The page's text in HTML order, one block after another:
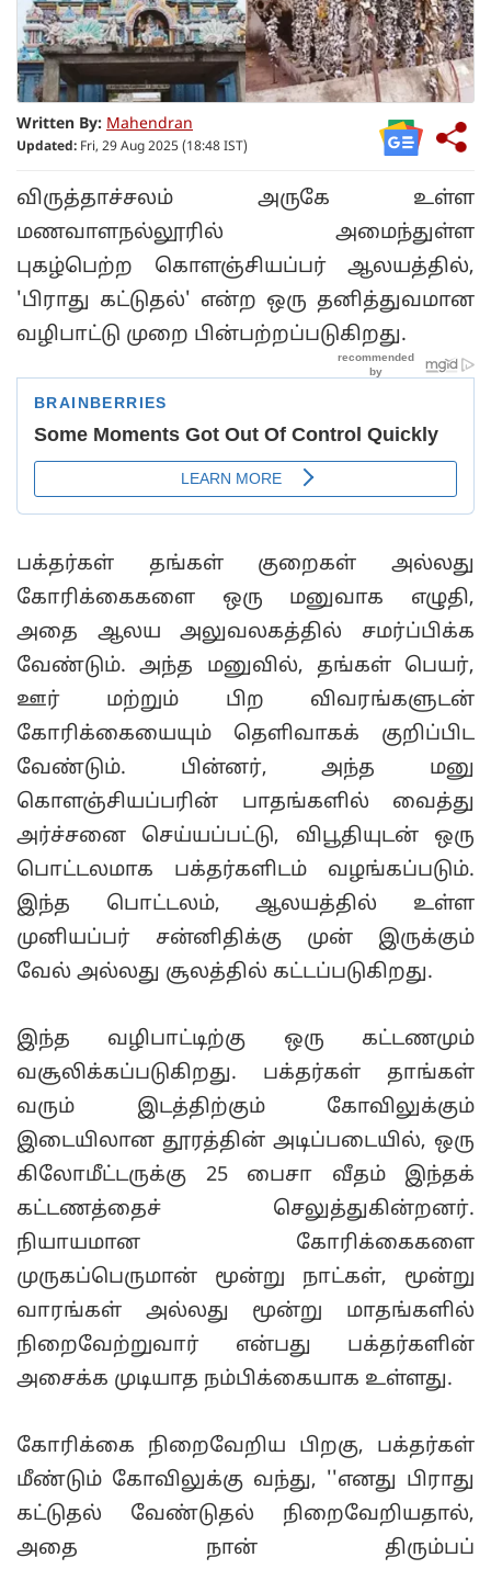
Written By: Mahendran
Updated: Fri, 29 Aug 2025 (18:48 IST)
விருத்தாச்சலம் அருகே உள்ள
மணவாளநல்லூரில் அமைந்துள்ள
புகழ்பெற்ற கொளஞ்சியப்பர் ஆலயத்தில்,
'பிராது கட்டுதல்' என்ற ஒரு தனித்துவமான
வழிபாட்டு முறை பின்பற்றப்படுகிறது.
பக்தர்கள் தங்கள் குறைகள் அல்லது
கோரிக்கைகளை ஒரு மனுவாக எழுதி,
அதை ஆலய அலுவலகத்தில் சமர்ப்பிக்க
வேண்டும். அந்த மனுவில், தங்கள் பெயர்,
ஊர் மற்றும் பிற விவரங்களுடன்
கோரிக்கையையும் தெளிவாகக் குறிப்பிட
வேண்டும். பின்னர், அந்த மனு
கொளஞ்சியப்பரின் பாதங்களில் வைத்து
அர்ச்சனை செய்யப்பட்டு, விபூதியுடன் ஒரு
பொட்டலமாக பக்தர்களிடம் வழங்கப்படும்.
இந்த பொட்டலம், ஆலயத்தில் உள்ள
முனியப்பர் சன்னிதிக்கு முன் இருக்கும்
வேல் அல்லது சூலத்தில் கட்டப்படுகிறது.
இந்த வழிபாட்டிற்கு ஒரு கட்டணமும்
வசூலிக்கப்படுகிறது. பக்தர்கள் தாங்கள்
வரும் இடத்திற்கும் கோவிலுக்கும்
இடையிலான தூரத்தின் அடிப்படையில், ஒரு
கிலோமீட்டருக்கு 25 பைசா வீதம் இந்தக்
கட்டணத்தைச் செலுத்துகின்றனர்.
நியாயமான கோரிக்கைகளை
முருகப்பெருமான் மூன்று நாட்கள், மூன்று
வாரங்கள் அல்லது மூன்று மாதங்களில்
நிறைவேற்றுவார் என்பது பக்தர்களின்
அசைக்க முடியாத நம்பிக்கையாக உள்ளது.
கோரிக்கை நிறைவேறிய பிறகு, பக்தர்கள்
மீண்டும் கோவிலுக்கு வந்து, ''எனது பிராது
கட்டுதல் வேண்டுதல் நிறைவேறியதால்,
அதை நான் திரும்பப்